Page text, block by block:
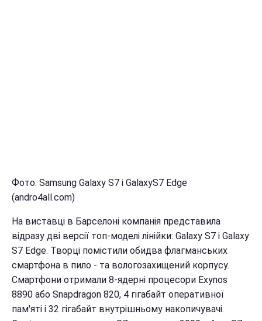
Фото: Samsung Galaxy S7 і GalaxyS7 Edge
(andro4all.com)
На виставці в Барселоні компанія представила
відразу дві версії топ-моделі лінійки: Galaxy S7 і Galaxy
S7 Edge. Творці помістили обидва флагманських
смартфона в пило - та вологозахищений корпусу.
Смартфони отримали 8-ядерні процесори Exynos
8890 або Snapdragon 820, 4 гігабайт оперативної
пам'яті і 32 гігабайт внутрішньому накопичувачі.